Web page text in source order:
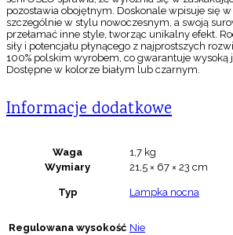
pozostawia obojętnym. Doskonale wpisuje się w
szczególnie w stylu nowoczesnym, a swoją
przełamać inne style, tworząc unikalny efekt.
siły i potencjału płynącego z najprostszych
100% polskim wyrobem, co gwarantuje wysoką
Dostępne w kolorze białym lub czarnym.
Informacje dodatkowe
Waga
1,7 kg
Wymiary
21,5 × 67 × 23 cm
Typ Lampka nocna
Regulowana wysokość Nie